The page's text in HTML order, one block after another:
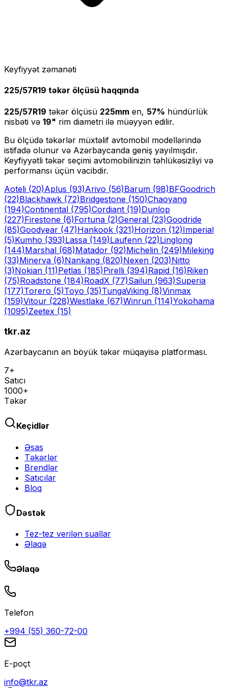
Keyfiyyət zəmanəti
225/57R19 təkər ölçüsü haqqında
225/57R19 təkər ölçüsü 225mm en, 57% hündürlük
nisbəti və 19" rim diametri ilə müəyyən edilir.
Bu ölçüdə təkərlər müxtəlif avtomobil modellərində
istifadə olunur və Azərbaycanda geniş yayılmışdır.
Keyfiyyətli təkər seçimi avtomobilinizin təhlükəsizliyi və
performansı üçün vacibdir.
Aoteli (20)Aplus (93)Arivo (56)Barum (98)BFGoodrich
(22)Blackhawk (72)Bridgestone (150)Chaoyang
(194)Continental (795)Cordiant (19)Dunlop
(227)Firestone (6)Fortuna (2)General (23)Goodride
(85)Goodyear (47)Hankook (321)Horizon (12)Imperial
(5)Kumho (393)Lassa (149)Laufenn (22)Linglong
(144)Marshal (68)Matador (92)Michelin (249)Mileking
(33)Minerva (6)Nankang (820)Nexen (203)Nitto
(3)Nokian (11)Petlas (185)Pirelli (394)Rapid (16)Riken
(75)Roadstone (184)RoadX (77)Sailun (963)Superia
(177)Torero (5)Toyo (35)TungaViking (8)Vinmax
(159)Vitour (228)Westlake (67)Winrun (114)Yokohama
(1095)Zeetex (15)
tkr.az
Azərbaycanın ən böyük təkər müqayisə platforması.
7+
Satıcı
1000+
Təkər
Keçidlər
Əsas
Təkərlər
Brendlər
Satıcılar
Bloq
Dəstək
Tez-tez verilən suallar
Əlaqə
Əlaqə
Telefon
+994 (55) 360-72-00
E-poçt
info@tkr.az